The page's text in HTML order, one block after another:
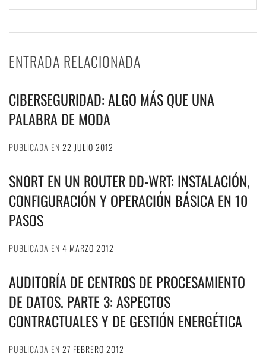
ENTRADA RELACIONADA
CIBERSEGURIDAD: ALGO MÁS QUE UNA
PALABRA DE MODA
PUBLICADA EN 22 JULIO 2012
SNORT EN UN ROUTER DD-WRT: INSTALACIÓN,
CONFIGURACIÓN Y OPERACIÓN BÁSICA EN 10
PASOS
PUBLICADA EN 4 MARZO 2012
AUDITORÍA DE CENTROS DE PROCESAMIENTO
DE DATOS. PARTE 3: ASPECTOS
CONTRACTUALES Y DE GESTIÓN ENERGÉTICA
PUBLICADA EN 27 FEBRERO 2012